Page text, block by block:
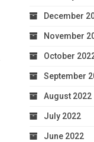
December
November
October
September
August 2022
July 2022
June 2022